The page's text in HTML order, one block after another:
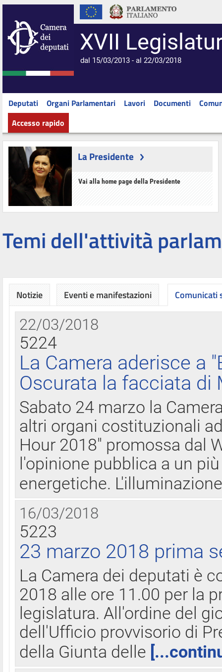
XVII
dal 15/03/2013 - al 22/03/2018
Deputati Organi Parlamentari Lavori Documenti
Accesso rapido
La Presidente
Vai alla home page della Presidente
Temi dell'attività
Notizie Eventi e manifestazioni Comunicati
22/03/2018
5224
La Camera aderisce a
Oscurata la facciata di
Sabato 24 marzo la
altri organi costituzionali
Hour 2018" promossa dal
l'opinione pubblica a un
energetiche.
16/03/2018
5223
23 marzo 2018 prima
La Camera dei deputati è
2018 alle ore 11.00 per la
legislatura. All'ordine del
dell'Ufficio provvisorio di
della Giunta delle